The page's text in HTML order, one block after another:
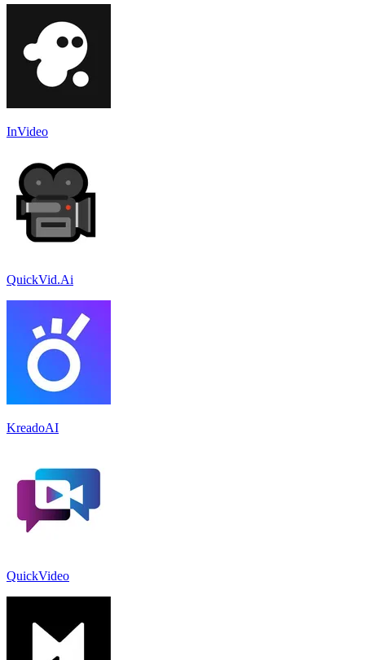
InVideo
QuickVid.Ai
KreadoAI
QuickVideo